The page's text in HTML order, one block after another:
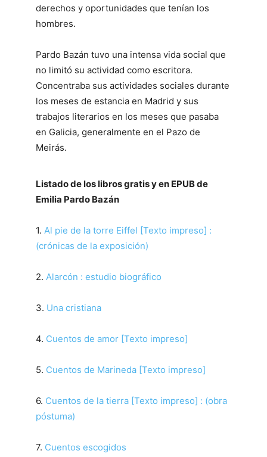
derechos y oportunidades que tenían los
hombres.
Pardo Bazán tuvo una intensa vida social que
no limitó su actividad como escritora.
Concentraba sus actividades sociales durante
los meses de estancia en Madrid y sus
trabajos literarios en los meses que pasaba
en Galicia, generalmente en el Pazo de
Meirás.
Listado de los libros gratis y en EPUB de
Emilia Pardo Bazán
1. Al pie de la torre Eiffel [Texto impreso] :
(crónicas de la exposición)
2. Alarcón : estudio biográfico
3. Una cristiana
4. Cuentos de amor [Texto impreso]
5. Cuentos de Marineda [Texto impreso]
6. Cuentos de la tierra [Texto impreso] : (obra
póstuma)
7. Cuentos escogidos